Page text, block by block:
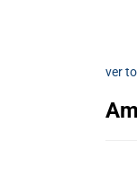
ver